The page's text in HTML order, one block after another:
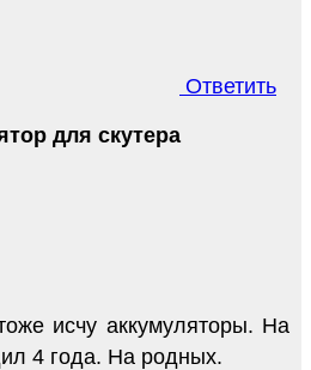
Ответить
для скутера
исчу аккумуляторы. На
4 года. На родных.